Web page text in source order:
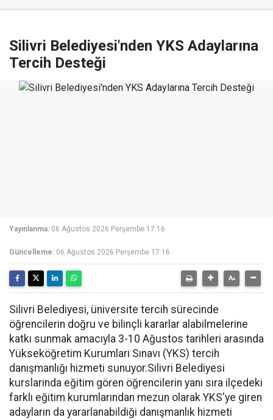
Silivri Belediyesi'nden YKS Adaylarına
Tercih Desteği
Yayınlanma: 06 Ağustos 2026 Perşembe 17:16
Güncelleme: 06 Ağustos 2026 Perşembe 17:16
Silivri Belediyesi, üniversite tercih sürecinde
öğrencilerin doğru ve bilinçli kararlar alabilmelerine
katkı sunmak amacıyla 3-10 Ağustos tarihleri arasında
Yükseköğretim Kurumları Sınavı (YKS) tercih
danışmanlığı hizmeti sunuyor.Silivri Belediyesi
kurslarında eğitim gören öğrencilerin yanı sıra ilçedeki
farklı eğitim kurumlarından mezun olarak YKS'ye giren
adayların da yararlanabildiği danışmanlık hizmeti